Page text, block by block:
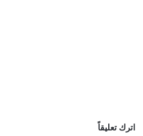
اترك تعليقاً